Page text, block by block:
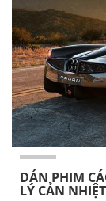
DÁN PHIM
LÝ CẢN